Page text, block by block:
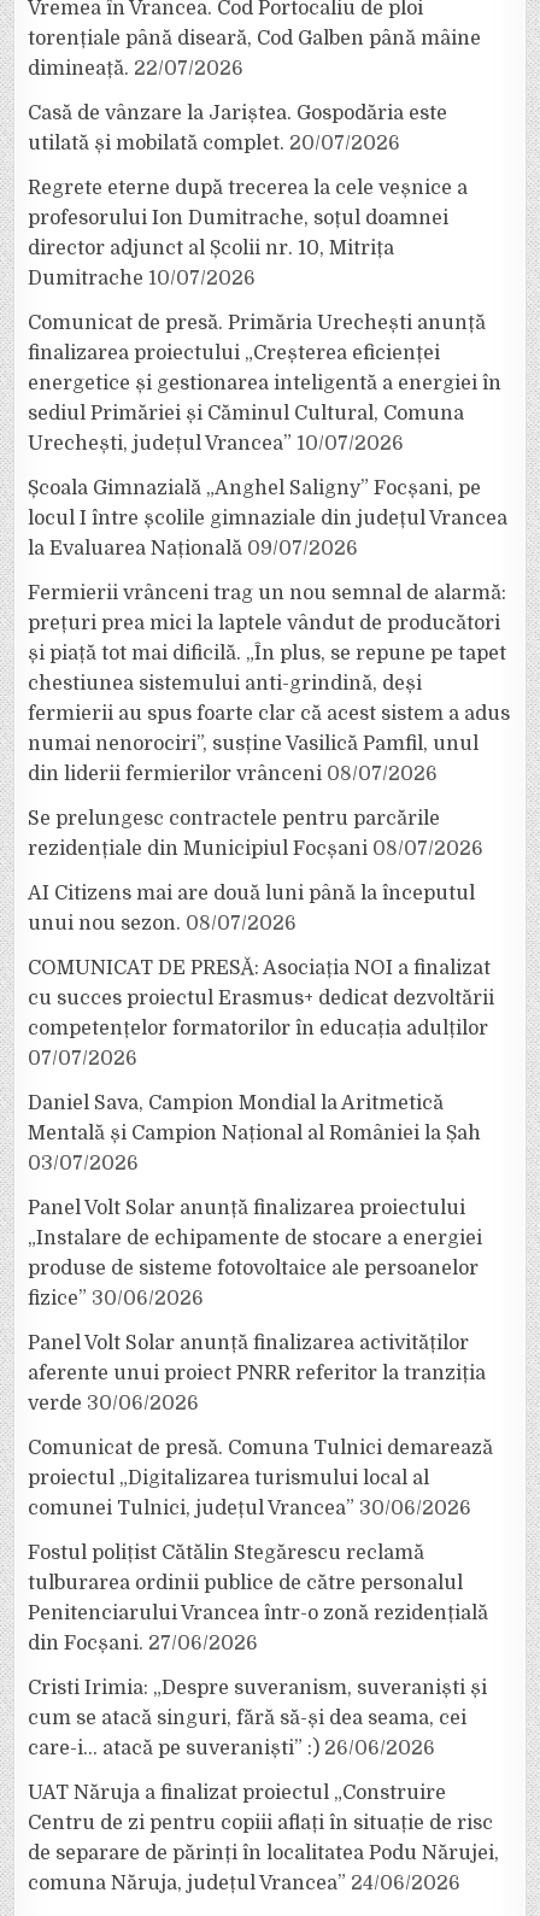
Vremea în Vrancea. Cod Portocaliu de ploi
torențiale până diseară, Cod Galben până mâine
dimineață. 22/07/2026
Casă de vânzare la Jariștea. Gospodăria este
utilată și mobilată complet. 20/07/2026
Regrete eterne după trecerea la cele veșnice a
profesorului Ion Dumitrache, soțul doamnei
director adjunct al Școlii nr. 10, Mitrița
Dumitrache 10/07/2026
Comunicat de presă. Primăria Urechești anunță
finalizarea proiectului „Creșterea eficienței
energetice și gestionarea inteligentă a energiei în
sediul Primăriei și Căminul Cultural, Comuna
Urechești, județul Vrancea” 10/07/2026
Școala Gimnazială „Anghel Saligny” Focșani, pe
locul I între școlile gimnaziale din județul Vrancea
la Evaluarea Națională 09/07/2026
Fermierii vrânceni trag un nou semnal de alarmă:
prețuri prea mici la laptele vândut de producători
și piață tot mai dificilă. „În plus, se repune pe tapet
chestiunea sistemului anti-grindină, deși
fermierii au spus foarte clar că acest sistem a adus
numai nenorociri”, susține Vasilică Pamfil, unul
din liderii fermierilor vrânceni 08/07/2026
Se prelungesc contractele pentru parcările
rezidențiale din Municipiul Focșani 08/07/2026
AI Citizens mai are două luni până la începutul
unui nou sezon. 08/07/2026
COMUNICAT DE PRESĂ: Asociația NOI a finalizat
cu succes proiectul Erasmus+ dedicat dezvoltării
competențelor formatorilor în educația adulților
07/07/2026
Daniel Sava, Campion Mondial la Aritmetică
Mentală și Campion Național al României la Șah
03/07/2026
Panel Volt Solar anunță finalizarea proiectului
„Instalare de echipamente de stocare a energiei
produse de sisteme fotovoltaice ale persoanelor
fizice” 30/06/2026
Panel Volt Solar anunță finalizarea activităților
aferente unui proiect PNRR referitor la tranziția
verde 30/06/2026
Comunicat de presă. Comuna Tulnici demarează
proiectul „Digitalizarea turismului local al
comunei Tulnici, județul Vrancea” 30/06/2026
Fostul polițist Cătălin Stegărescu reclamă
tulburarea ordinii publice de către personalul
Penitenciarului Vrancea într-o zonă rezidențială
din Focșani. 27/06/2026
Cristi Irimia: „Despre suveranism, suveraniști și
cum se atacă singuri, fără să-și dea seama, cei
care-i… atacă pe suveraniști” :) 26/06/2026
UAT Năruja a finalizat proiectul „Construire
Centru de zi pentru copiii aflați în situație de risc
de separare de părinți în localitatea Podu Nărujei,
comuna Năruja, județul Vrancea” 24/06/2026